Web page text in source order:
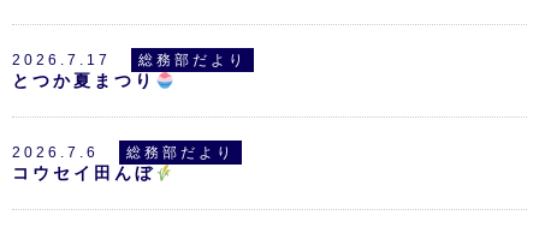
2026.7.17 総務部だより
とつか夏まつり
2026.7.6 総務部だより
コウセイ田んぼ